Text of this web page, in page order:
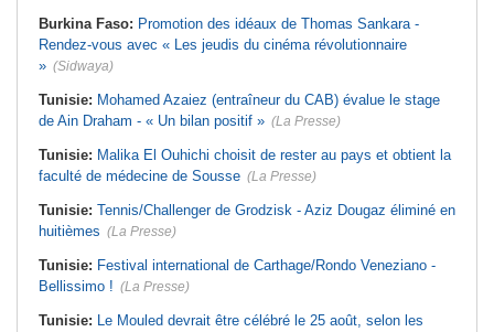
Burkina Faso: Promotion des idéaux de Thomas Sankara -
Rendez-vous avec « Les jeudis du cinéma révolutionnaire
» (Sidwaya)
Tunisie: Mohamed Azaiez (entraîneur du CAB) évalue le stage
de Ain Draham - « Un bilan positif » (La Presse)
Tunisie: Malika El Ouhichi choisit de rester au pays et obtient la
faculté de médecine de Sousse (La Presse)
Tunisie: Tennis/Challenger de Grodzisk - Aziz Dougaz éliminé en
huitièmes (La Presse)
Tunisie: Festival international de Carthage/Rondo Veneziano -
Bellissimo ! (La Presse)
Tunisie: Le Mouled devrait être célébré le 25 août, selon les